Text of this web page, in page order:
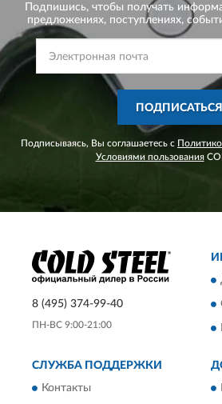
Подпишись, чтобы получать
предложениях, поступлениях,
ПОДПИСАТЬСЯ
Подписываясь, Вы соглашаетесь с
Условиями пользования
8 (495) 374-99-40
ПН-ВС 9:00-21:00
СЛУЖБА ПОДДЕРЖКИ
Контакты